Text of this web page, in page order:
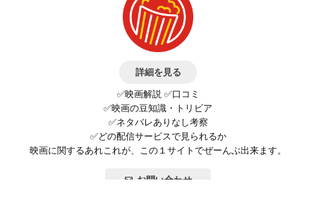
ラストのハンとの死闘は論外だ。
「燃えよドラゴン」が公開されるまで、決闘シーン
酒場での殴り合いのような、ドスンバタンという大
味のものしかなかったので、
当時はこれが衝撃的だったのはよく分かる。しかし
今改めて観ると、
ブルースの映画の中では、最もアクションがつまら
ない映画なのだ。
脇に置いておいて、
実は単純に面白い映画を作りたい、という、映画人
の基本的欲求で作り上げた映画、
だから、この映画を観て面白いと思ったら、不謹慎
とは思わずに笑いましょう。
詳細を見る
✅映画解説 ✅口コミ
✅映画の豆知識・トリビア
✅ネタバレありなし考察
✅どの配信サービスで見られるか
映画に関するあれこれが、この１サイトでぜーんぶ出来ます。
お問い合わせ